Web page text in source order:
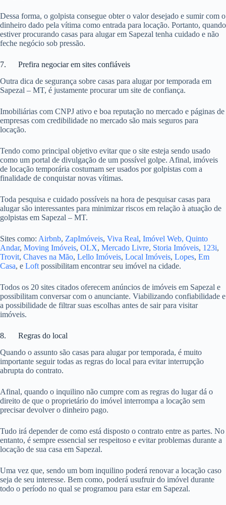
Dessa forma, o golpista consegue obter o valor desejado e sumir com o
dinheiro dado pela vítima como entrada para locação. Portanto, quando
estiver procurando casas para alugar em Sapezal tenha cuidado e não
feche negócio sob pressão.
7. Prefira negociar em sites confiáveis
Outra dica de segurança sobre casas para alugar por temporada em
Sapezal – MT, é justamente procurar um site de confiança.
Imobiliárias com CNPJ ativo e boa reputação no mercado e páginas de
empresas com credibilidade no mercado são mais seguros para
locação.
Tendo como principal objetivo evitar que o site esteja sendo usado
como um portal de divulgação de um possível golpe. Afinal, imóveis
de locação temporária costumam ser usados por golpistas com a
finalidade de conquistar novas vítimas.
Toda pesquisa e cuidado possíveis na hora de pesquisar casas para
alugar são interessantes para minimizar riscos em relação à atuação de
golpistas em Sapezal – MT.
Sites como: Airbnb, ZapImóveis, Viva Real, Imóvel Web, Quinto
Andar, Moving Imóveis, OLX, Mercado Livre, Storia Imóveis, 123i,
Trovit, Chaves na Mão, Lello Imóveis, Local Imóveis, Lopes, Em
Casa, e Loft possibilitam encontrar seu imóvel na cidade.
Todos os 20 sites citados oferecem anúncios de imóveis em Sapezal e
possibilitam conversar com o anunciante. Viabilizando confiabilidade e
a possibilidade de filtrar suas escolhas antes de sair para visitar
imóveis.
8. Regras do local
Quando o assunto são casas para alugar por temporada, é muito
importante seguir todas as regras do local para evitar interrupção
abrupta do contrato.
Afinal, quando o inquilino não cumpre com as regras do lugar dá o
direito de que o proprietário do imóvel interrompa a locação sem
precisar devolver o dinheiro pago.
Tudo irá depender de como está disposto o contrato entre as partes. No
entanto, é sempre essencial ser respeitoso e evitar problemas durante a
locação de sua casa em Sapezal.
Uma vez que, sendo um bom inquilino poderá renovar a locação caso
seja de seu interesse. Bem como, poderá usufruir do imóvel durante
todo o período no qual se programou para estar em Sapezal.